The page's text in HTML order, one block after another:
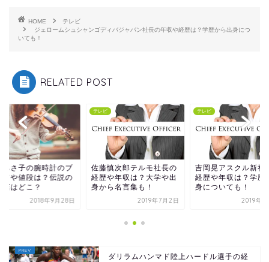
HOME
テレビ
ジェロームシュシャンゴディバジャパン社長の年収や経歴は？学歴から出身につ
いても！
RELATED POST
ちさ子の腕時計のブ
ドや値段は？伝説の
店はどこ？
2018年9月28日
テレビ
佐藤慎次郎テルモ社長の
経歴や年収は？大学や出
身から名言集も！
2019年7月2日
テレビ
吉岡晃アスクル新社
経歴や年収は？学歴
身についても！
2019年8
ダリラムハンマド陸上ハードル選手の経